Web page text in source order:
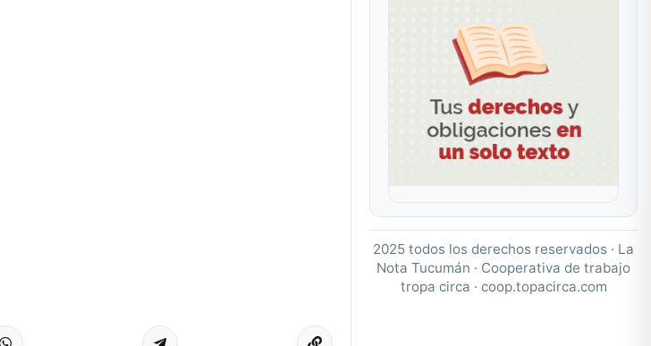
2025 todos los derechos reservados · La
Nota Tucumán · Cooperativa de trabajo
tropa circa · coop.topacirca.com